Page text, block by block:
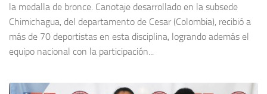
la medalla de bronce. Canotaje desarrollado en la subsede
Chimichagua, del departamento de Cesar (Colombia), recibió a
más de 70 deportistas en esta disciplina, logrando además el
equipo nacional con la participación...